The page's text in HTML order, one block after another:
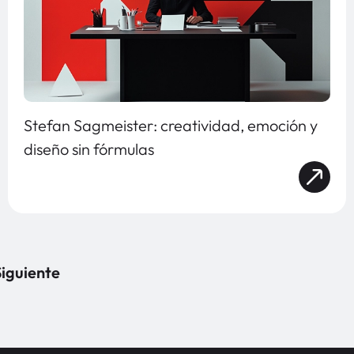
Stefan Sagmeister: creatividad, emoción y
diseño sin fórmulas